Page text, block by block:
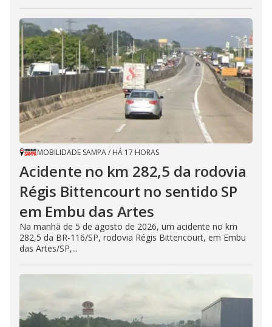
MOBILIDADE SAMPA/ HÁ 17 HORAS
Acidente no km 282,5 da rodovia
Régis Bittencourt no sentido SP
em Embu das Artes
Na manhã de 5 de agosto de 2026, um acidente no km
282,5 da BR-116/SP, rodovia Régis Bittencourt, em Embu
das Artes/SP,...